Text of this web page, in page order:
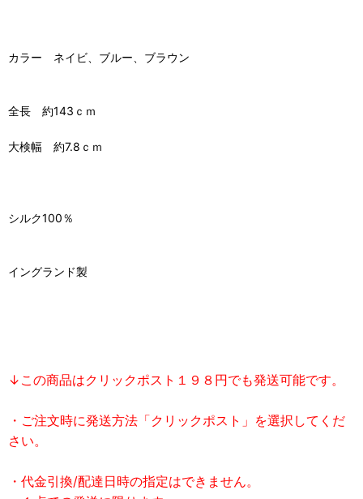
カラー ネイビ、ブルー、ブラウン
全長 約143ｃｍ
大検幅 約7.8ｃｍ
シルク100％
イングランド製
↓この商品はクリックポスト１９８円でも発送可能です。
・ご注文時に発送方法「クリックポスト」を選択してくだ
さい。
・代金引換/配達日時の指定はできません。